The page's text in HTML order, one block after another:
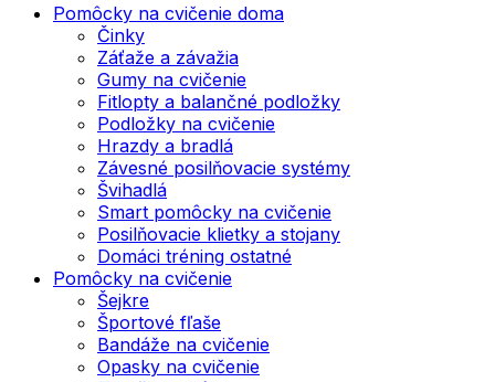
Pomôcky na cvičenie doma
Činky
Záťaže a závažia
Gumy na cvičenie
Fitlopty a balančné podložky
Podložky na cvičenie
Hrazdy a bradlá
Závesné posilňovacie systémy
Švihadlá
Smart pomôcky na cvičenie
Posilňovacie klietky a stojany
Domáci tréning ostatné
Pomôcky na cvičenie
Šejkre
Športové fľaše
Bandáže na cvičenie
Opasky na cvičenie